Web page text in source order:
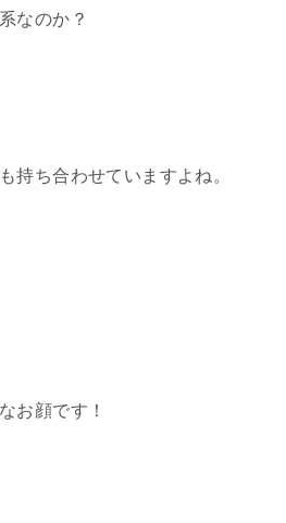
なのか？
持ち合わせていますよね。
お顔です！